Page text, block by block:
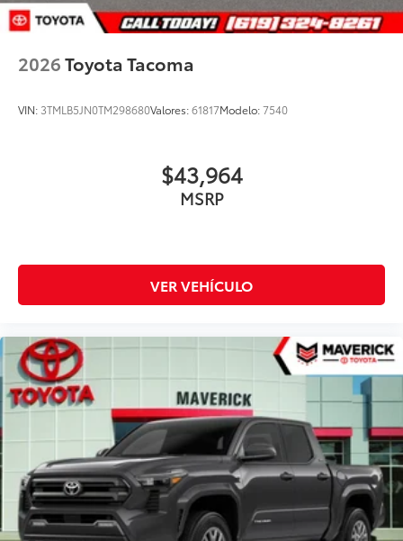
2026Toyota Tacoma
VIN: 3TMLB5JN0TM298680Valores:61817Modelo:7540
$43,964
MSRP
VER VEHÍCULO